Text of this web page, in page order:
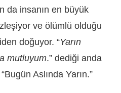
da insanın en büyük
ve ölümlü olduğu
doğuyor. “Yarın
mutluyum.” dediği anda
Aslında Yarın.”